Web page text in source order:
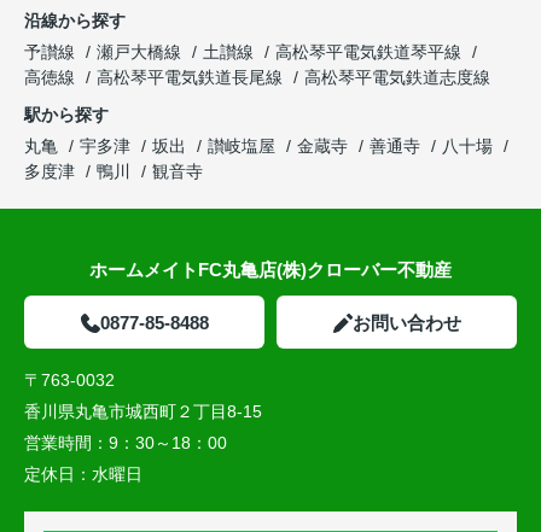
沿線から探す
予讃線
瀬戸大橋線 土讃線
高松琴平電気鉄道琴平線
高徳線
高松琴平電気鉄道長尾線
高松琴平電気鉄道志度線
駅から探す
丸亀
宇多津 坂出 讃岐塩屋 金蔵寺 善通寺
八十場
多度津
鴨川 観音寺
ホームメイトFC丸亀店(株)クローバー不動産
0877-85-8488 お問い合わせ
〒763-0032
香川県丸亀市城西町２丁目8-15
営業時間： 9：30～18：00
定休日： 水曜日